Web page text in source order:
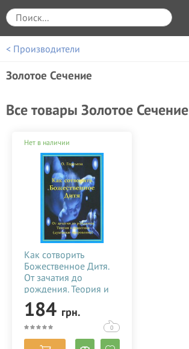
< Производители
Золотое Сечение
Все товары Золотое Сечение
Нет в наличии
Как сотворить
Божественное Дитя.
От зачатия до
рождения. Теория и
практика (духовные
откровения) 153634
184 грн.
0